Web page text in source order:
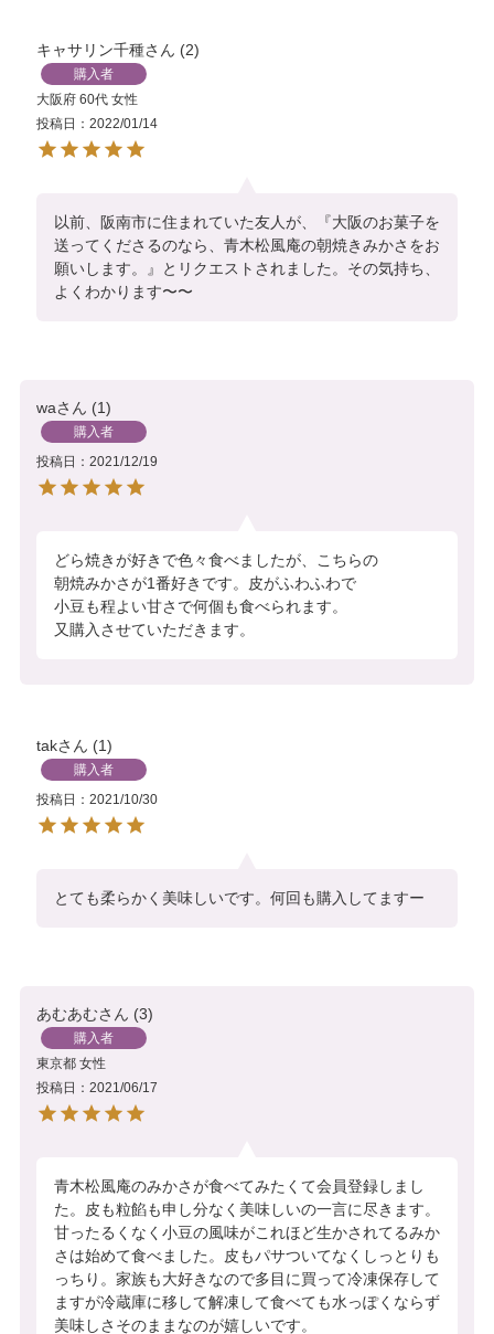
キャサリン千種 2
購入者
大阪府 60代 女性
投稿日
2022/01/14
以前、阪南市に住まれていた友人が、『大阪のお菓子を
送ってくださるのなら、青木松風庵の朝焼きみかさをお
願いします。』とリクエストされました。その気持ち、
よくわかります〜〜
wa 1
購入者
投稿日
2021/12/19
どら焼きが好きで色々食べましたが、こちらの
朝焼みかさが1番好きです。皮がふわふわで
小豆も程よい甘さで何個も食べられます。
又購入させていただきます。
tak 1
購入者
投稿日
2021/10/30
とても柔らかく美味しいです。何回も購入してますー
あむあむ 3
購入者
東京都 女性
投稿日
2021/06/17
青木松風庵のみかさが食べてみたくて会員登録しまし
た。皮も粒餡も申し分なく美味しいの一言に尽きます。
甘ったるくなく小豆の風味がこれほど生かされてるみか
さは始めて食べました。皮もパサついてなくしっとりも
っちり。家族も大好きなので多目に買って冷凍保存して
ますが冷蔵庫に移して解凍して食べても水っぽくならず
美味しさそのままなのが嬉しいです。